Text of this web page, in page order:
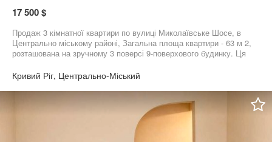
17 500 $
Продаж 3 кімнатної квартири по вулиці Миколаївське Шосе, в
Центрально міському районі, Загальна площа квартири - 63 м 2,
розташована на зручному 3 поверсі 9-поверхового будинку. Ця
з власним балконом, Спальня з власною просторою лоджією,
окрема дитяча спальня , ванна кімната і туалет окремі. Квартира
з косметичним ремонтом, вона має гарний житловий стан, що
дозволить вам заселитись і жити відразу ,а не робити ремонт ,
квартира має гарне планування, вікна виходять на дві сторони
будинку. Замінені труби на воду і каналізацію. Кладовка окрема
в коридорі для домашніх речей. В кухні окрема кладовка. На
Кривий Ріг, Центрально-Міський